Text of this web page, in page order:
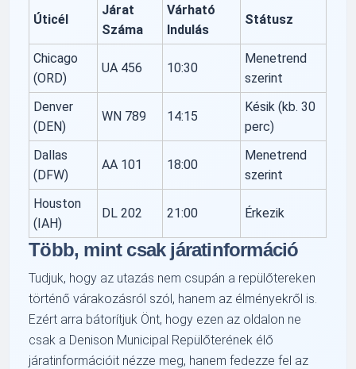
Úticél
Járat
Száma
Várható
Indulás
Státusz
Chicago
(ORD)
UA 456 10:30
Menetrend
szerint
Denver
(DEN)
WN 789 14:15
Késik (kb. 30
perc)
Dallas
(DFW)
AA 101 18:00
Menetrend
szerint
Houston
(IAH)
DL 202 21:00 Érkezik
Több, mint csak járatinformáció
Tudjuk, hogy az utazás nem csupán a repülőtereken
történő várakozásról szól, hanem az élményekről is.
Ezért arra bátorítjuk Önt, hogy ezen az oldalon ne
csak a Denison Municipal Repülőterének élő
járatinformációit nézze meg, hanem fedezze fel az